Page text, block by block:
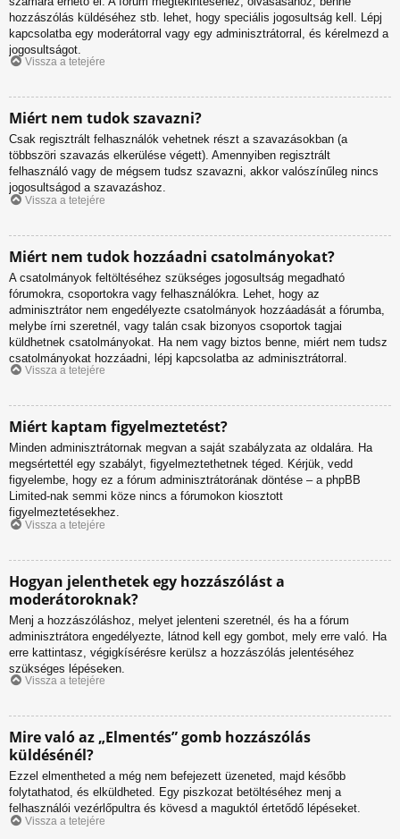
hozzászólás küldéséhez stb. lehet, hogy speciális jogosultság kell. Lépj
kapcsolatba egy moderátorral vagy egy adminisztrátorral, és kérelmezd a
jogosultságot.
Vissza a tetejére
Miért nem tudok szavazni?
Csak regisztrált felhasználók vehetnek részt a szavazásokban (a
többszöri szavazás elkerülése végett). Amennyiben regisztrált
felhasználó vagy de mégsem tudsz szavazni, akkor valószínűleg nincs
jogosultságod a szavazáshoz.
Vissza a tetejére
Miért nem tudok hozzáadni csatolmányokat?
A csatolmányok feltöltéséhez szükséges jogosultság megadható
fórumokra, csoportokra vagy felhasználókra. Lehet, hogy az
adminisztrátor nem engedélyezte csatolmányok hozzáadását a fórumba,
melybe írni szeretnél, vagy talán csak bizonyos csoportok tagjai
küldhetnek csatolmányokat. Ha nem vagy biztos benne, miért nem tudsz
csatolmányokat hozzáadni, lépj kapcsolatba az adminisztrátorral.
Vissza a tetejére
Miért kaptam figyelmeztetést?
Minden adminisztrátornak megvan a saját szabályzata az oldalára. Ha
megsértettél egy szabályt, figyelmeztethetnek téged. Kérjük, vedd
figyelembe, hogy ez a fórum adminisztrátorának döntése – a phpBB
Limited-nak semmi köze nincs a fórumokon kiosztott
figyelmeztetésekhez.
Vissza a tetejére
Hogyan jelenthetek egy hozzászólást a
moderátoroknak?
Menj a hozzászóláshoz, melyet jelenteni szeretnél, és ha a fórum
adminisztrátora engedélyezte, látnod kell egy gombot, mely erre való. Ha
erre kattintasz, végigkísérésre kerülsz a hozzászólás jelentéséhez
szükséges lépéseken.
Vissza a tetejére
Mire való az „Elmentés” gomb hozzászólás
küldésénél?
Ezzel elmentheted a még nem befejezett üzeneted, majd később
folytathatod, és elküldheted. Egy piszkozat betöltéséhez menj a
felhasználói vezérlőpultra és kövesd a maguktól értetődő lépéseket.
Vissza a tetejére